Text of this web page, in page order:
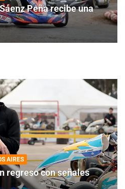
Peña recibe una
AIRES
regreso con señales